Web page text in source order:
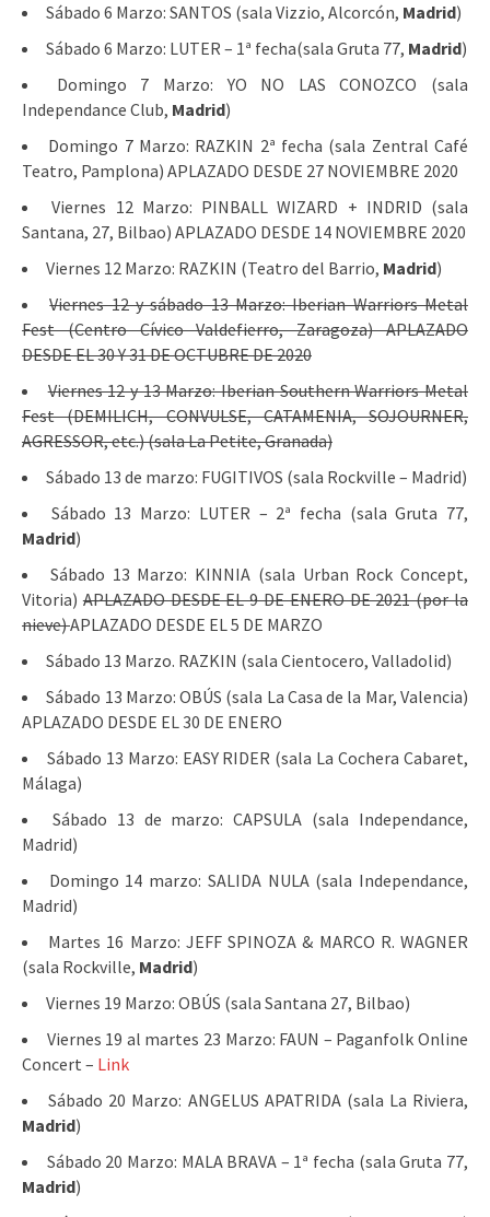
Sábado 6 Marzo: SANTOS (sala Vizzio, Alcorcón, Madrid)
Sábado 6 Marzo: LUTER – 1ª fecha(sala Gruta 77, Madrid)
Domingo 7 Marzo: YO NO LAS CONOZCO (sala
Independance Club, Madrid)
Domingo 7 Marzo: RAZKIN 2ª fecha (sala Zentral Café
Teatro, Pamplona) APLAZADO DESDE 27 NOVIEMBRE 2020
Viernes 12 Marzo: PINBALL WIZARD + INDRID (sala
Santana, 27, Bilbao) APLAZADO DESDE 14 NOVIEMBRE 2020
Viernes 12 Marzo: RAZKIN (Teatro del Barrio, Madrid)
Viernes 12 y sábado 13 Marzo: Iberian Warriors Metal
Fest (Centro Cívico Valdefierro, Zaragoza) APLAZADO
DESDE EL 30 Y 31 DE OCTUBRE DE 2020
Viernes 12 y 13 Marzo: Iberian Southern Warriors Metal
Fest (DEMILICH, CONVULSE, CATAMENIA, SOJOURNER,
AGRESSOR, etc.) (sala La Petite, Granada)
Sábado 13 de marzo: FUGITIVOS (sala Rockville – Madrid)
Sábado 13 Marzo: LUTER – 2ª fecha (sala Gruta 77,
Madrid)
Sábado 13 Marzo: KINNIA (sala Urban Rock Concept,
Vitoria)APLAZADO DESDE EL 9 DE ENERO DE 2021 (por la
nieve)APLAZADO DESDE EL 5 DE MARZO
Sábado 13 Marzo. RAZKIN (sala Cientocero, Valladolid)
Sábado 13 Marzo: OBÚS (sala La Casa de la Mar, Valencia)
APLAZADO DESDE EL 30 DE ENERO
Sábado 13 Marzo: EASY RIDER (sala La Cochera Cabaret,
Málaga)
Sábado 13 de marzo: CAPSULA (sala Independance,
Madrid)
Domingo 14 marzo: SALIDA NULA (sala Independance,
Madrid)
Martes 16 Marzo: JEFF SPINOZA & MARCO R. WAGNER
(sala Rockville, Madrid)
Viernes 19 Marzo: OBÚS (sala Santana 27, Bilbao)
Viernes 19 al martes 23 Marzo: FAUN – Paganfolk Online
Concert – Link
Sábado 20 Marzo: ANGELUS APATRIDA (sala La Riviera,
Madrid)
Sábado 20 Marzo: MALA BRAVA – 1ª fecha (sala Gruta 77,
Madrid)